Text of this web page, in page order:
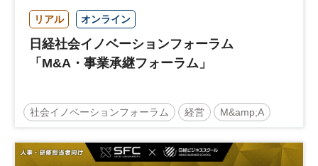
リアル オンライン
日経社会イノベーションフォーラム
「M&A・事業承継フォーラム」
社会イノベーションフォーラム 経営 M&amp;A
事業承継 中堅中小企業